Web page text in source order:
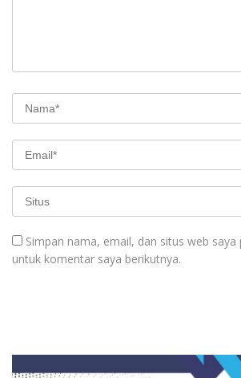
Simpan nama, email, dan situs web saya
untuk komentar saya berikutnya.